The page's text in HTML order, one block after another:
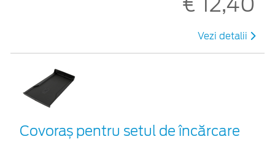
Vezi detalii
Covoraș pentru setul de încărcare